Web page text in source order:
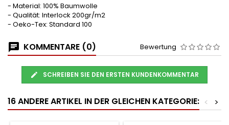
- Material: 100% Baumwolle
- Qualität: Interlock 200gr/m2
- Oeko-Tex: Standard 100
KOMMENTARE (0) Bewertung
SCHREIBEN SIE DEN ERSTEN KUNDENKOMMENTAR
16 ANDERE ARTIKEL IN DER GLEICHEN KATEGORIE: >
<